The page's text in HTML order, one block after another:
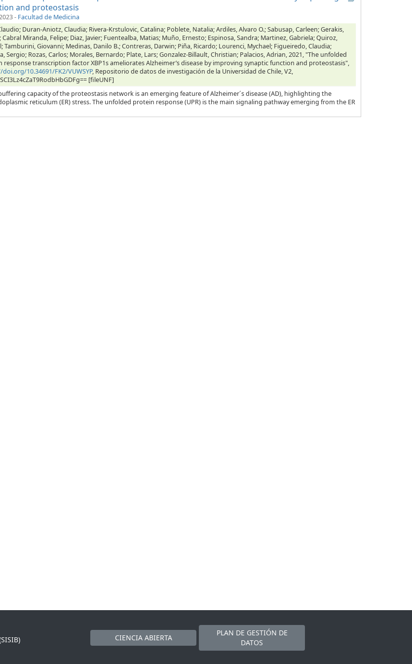
and proteostasis
- Facultad de Medicina
Duran-Aniotz, Claudia; Rivera-Krstulovic, Catalina; Poblete, Natalia; Ardiles, Alvaro O.; Sabusap, Carleen; Gerakis,
Cabral Miranda, Felipe; Diaz, Javier; Fuentealba, Matias; Muño, Ernesto; Espinosa, Sandra; Martinez, Gabriela; Quiroz,
Tamburini, Giovanni; Medinas, Danilo B.; Contreras, Darwin; Piña, Ricardo; Lourenci, Mychael; Figueiredo, Claudia;
Sergio; Rozas, Carlos; Morales, Bernardo; Plate, Lars; Gonzalez-Billault, Christian; Palacios, Adrian, 2021, "The unfolded
response transcription factor XBP1s ameliorates Alzheimer’s disease by improving synaptic function and proteostasis",
10.34691/FK2/VUWSYP, Repositorio de datos de investigación de la Universidad de Chile, V2,
[fileUNF]
capacity of the proteostasis network is an emerging feature of Alzheimer´s disease (AD), highlighting the
reticulum (ER) stress. The unfolded protein response (UPR) is the main signaling pathway emerging from the ER
CIENCIA ABIERTA
PLAN DE GESTIÓN DE
DATOS